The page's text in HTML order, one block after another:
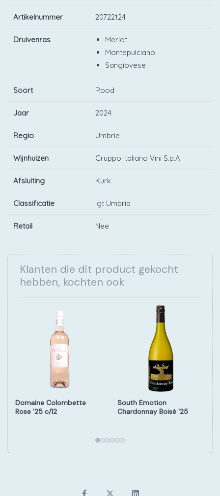
Artikelnummer 20722124
Druivenras
Merlot
Montepulciano
Sangiovese
Soort Rood
Jaar 2024
Regio Umbrië
Wijnhuizen Gruppo Italiano Vini S.p.A.
Afsluiting Kurk
Classificatie Igt Umbria
Retail Nee
Klanten die dit product gekocht
hebben, kochten ook
Domaine Colombette
Rose '25 c/12
South Emotion
Chardonnay Boisé '25